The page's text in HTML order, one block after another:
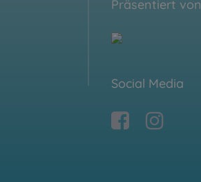
Präsentiert von
Social Media